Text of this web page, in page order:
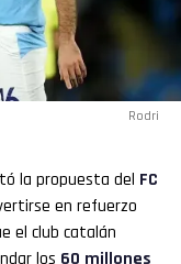
Rodri
la propuesta del FC
en refuerzo
el club catalán
los 60 millones